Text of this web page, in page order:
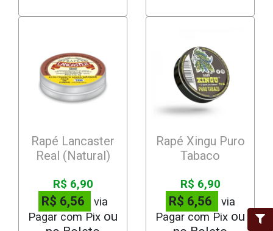
Rapé Lancaster
Real (Natural)
R$ 6,90
R$ 6,56
via
Pagar com Pix
Rapé Xingu Puro
Tabaco
R$ 6,90
R$ 6,56
via
Pagar com Pix